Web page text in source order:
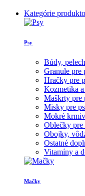
Kategórie
Psy
Búdy,
Granule pre
Hračky pre
Kozmetika
Maškrty pre
Misky pre
Mokré
Oblečky pre
Obojky,
Ostatné
Vitamíny a
Mačky